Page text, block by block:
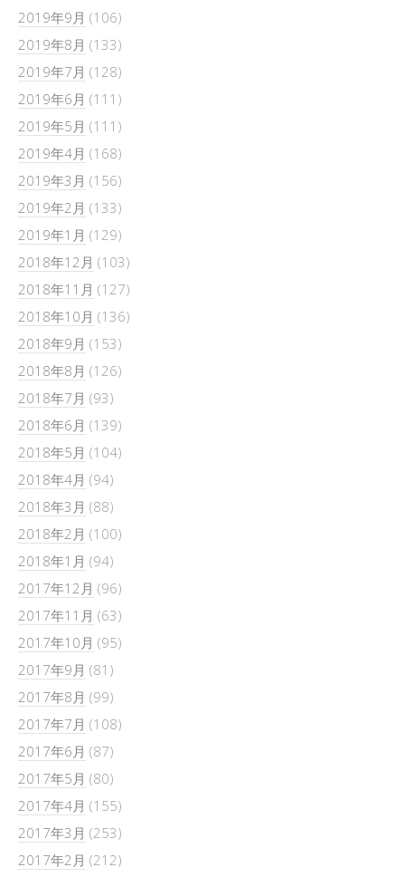
2019年9月 (106)
2019年8月 (133)
2019年7月 (128)
2019年6月 (111)
2019年5月 (111)
2019年4月 (168)
2019年3月 (156)
2019年2月 (133)
2019年1月 (129)
2018年12月 (103)
2018年11月 (127)
2018年10月 (136)
2018年9月 (153)
2018年8月 (126)
2018年7月 (93)
2018年6月 (139)
2018年5月 (104)
2018年4月 (94)
2018年3月 (88)
2018年2月 (100)
2018年1月 (94)
2017年12月 (96)
2017年11月 (63)
2017年10月 (95)
2017年9月 (81)
2017年8月 (99)
2017年7月 (108)
2017年6月 (87)
2017年5月 (80)
2017年4月 (155)
2017年3月 (253)
2017年2月 (212)